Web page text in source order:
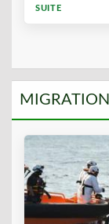
SUITE
MIGRATION